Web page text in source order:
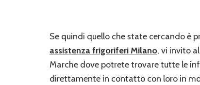
Se quindi quello che state cercando è
assistenza frigoriferi Milano, vi invito
Marche dove potrete trovare tutte le
direttamente in contatto con loro in